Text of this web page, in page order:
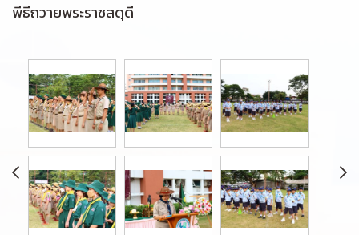
พีธีถวายพระราชสดุดี